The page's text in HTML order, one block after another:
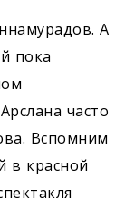
А
пока
часто
Вспомним
в красной